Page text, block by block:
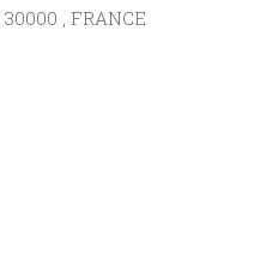
30000 , FRANCE